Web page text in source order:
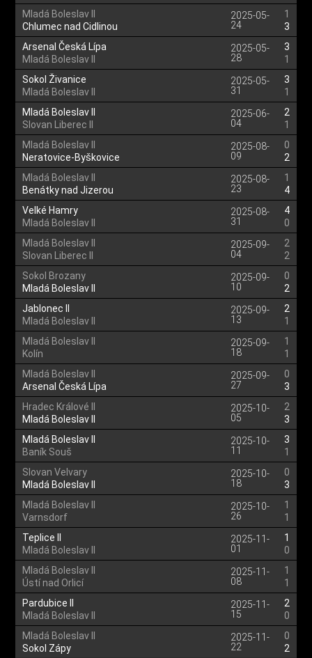
Mladá Boleslav II
Chlumec nad Cidlinou
2025-05-
24
1
3
Arsenal Česká Lípa
Mladá Boleslav II
2025-05-
28
3
1
Sokol Živanice
Mladá Boleslav II
2025-05-
31
3
1
Mladá Boleslav II
Slovan Liberec II
2025-06-
04
2
1
Mladá Boleslav II
Neratovice-Byškovice
2025-08-
09
0
2
Mladá Boleslav II
Benátky nad Jizerou
2025-08-
23
1
4
Velké Hamry
Mladá Boleslav II
2025-08-
31
4
0
Mladá Boleslav II
Slovan Liberec II
2025-09-
04
2
2
Sokol Brozany
Mladá Boleslav II
2025-09-
10
0
2
Jablonec II
Mladá Boleslav II
2025-09-
13
2
1
Mladá Boleslav II
Kolín
2025-09-
18
1
1
Mladá Boleslav II
Arsenal Česká Lípa
2025-09-
27
0
3
Hradec Králové II
Mladá Boleslav II
2025-10-
05
2
3
Mladá Boleslav II
Baník Souš
2025-10-
11
3
1
Slovan Velvary
Mladá Boleslav II
2025-10-
18
0
3
Mladá Boleslav II
Varnsdorf
2025-10-
26
1
1
Teplice II
Mladá Boleslav II
2025-11-
01
1
0
Mladá Boleslav II
Ústí nad Orlicí
2025-11-
08
1
1
Pardubice II
Mladá Boleslav II
2025-11-
15
2
0
Mladá Boleslav II
Sokol Zápy
2025-11-
22
0
2